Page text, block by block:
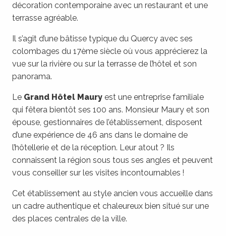
décoration contemporaine avec un restaurant et une
terrasse agréable.
Il s’agit d’une bâtisse typique du Quercy avec ses
colombages du 17ème siècle où vous apprécierez la
vue sur la rivière ou sur la terrasse de l’hôtel et son
panorama.
Le Grand Hôtel Maury est une entreprise familiale
qui fêtera bientôt ses 100 ans. Monsieur Maury et son
épouse, gestionnaires de l’établissement, disposent
d’une expérience de 46 ans dans le domaine de
l’hôtellerie et de la réception. Leur atout ? Ils
connaissent la région sous tous ses angles et peuvent
vous conseiller sur les visites incontournables !
Cet établissement au style ancien vous accueille dans
un cadre authentique et chaleureux bien situé sur une
des places centrales de la ville.